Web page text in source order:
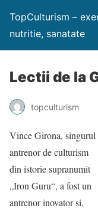
TopCulturism –
nutritie, sanatate
Lectii de la
topculturism
Vince Girona, singurul
antrenor de culturism
din istorie supranumit
„Iron Guru“, a fost un
antrenor inovator si,